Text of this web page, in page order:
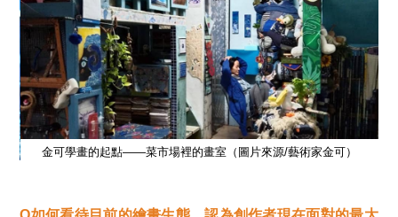
金可學畫的起點——菜市場裡的畫室（圖片來源/藝術家金可）